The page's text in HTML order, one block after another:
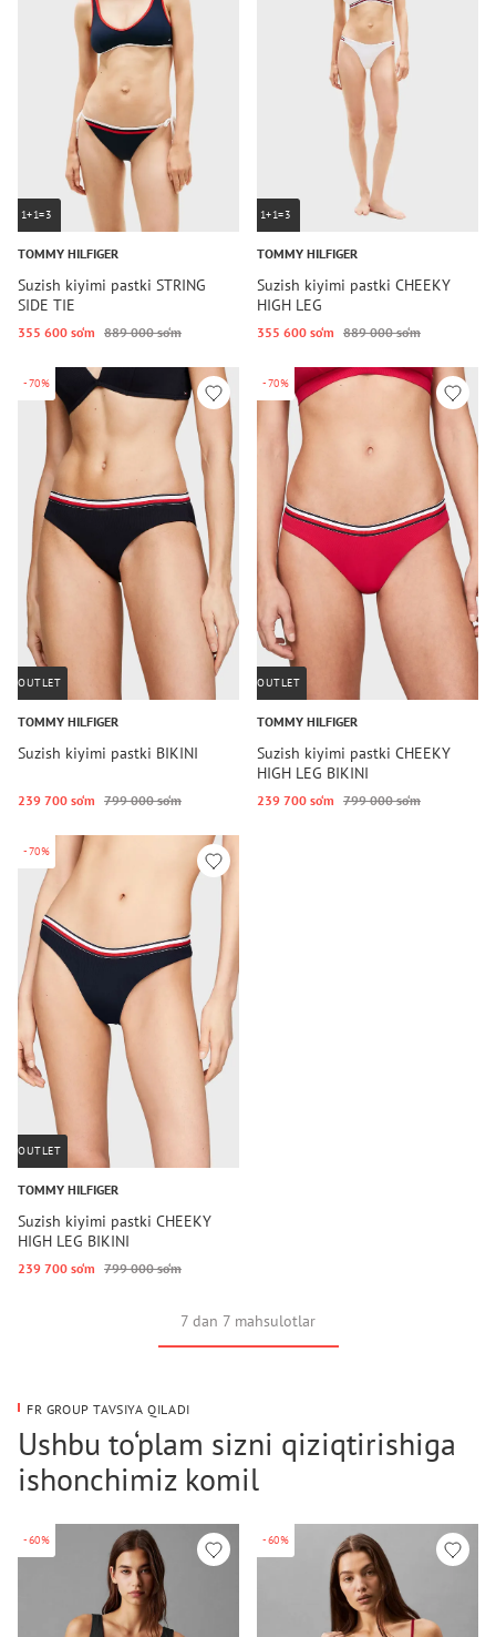
1+1=3
TOMMY HILFIGER
Suzish kiyimi pastki STRING
SIDE TIE
355 600 so‘m 889 000 so‘m
1+1=3
TOMMY HILFIGER
Suzish kiyimi pastki CHEEKY
HIGH LEG
355 600 so‘m 889 000 so‘m
-70%
OUTLET
TOMMY HILFIGER
Suzish kiyimi pastki BIKINI
239 700 so‘m 799 000 so‘m
-70%
OUTLET
TOMMY HILFIGER
Suzish kiyimi pastki CHEEKY
HIGH LEG BIKINI
239 700 so‘m 799 000 so‘m
-70%
OUTLET
TOMMY HILFIGER
Suzish kiyimi pastki CHEEKY
HIGH LEG BIKINI
239 700 so‘m 799 000 so‘m
7 dan 7 mahsulotlar
FR GROUP TAVSIYA QILADI
Ushbu to‘plam sizni qiziqtirishiga
ishonchimiz komil
-60% -60%